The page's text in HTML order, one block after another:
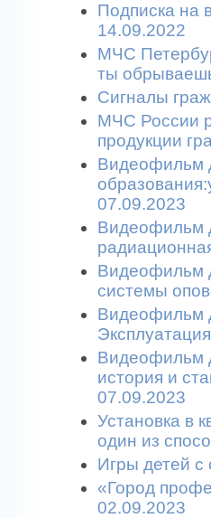
Подписка на
14.09.2022
МЧС
ты
Сигналы
МЧС России
продукции
Видеофильм
07.09.2023
Видеофильм
Видеофильм
системы
Видеофильм
Видеофильм
история и
07.09.2023
Установка в
один из
Игры детей с
«Город
02.09.2023